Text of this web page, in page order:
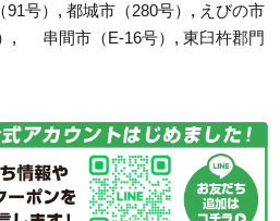
号） ,都城市（280号） , えびの市
, 串間市（E-16号） ,東臼杵郡門